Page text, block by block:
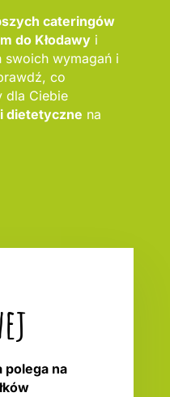
cateringów
do Kłodawyi
wymagań i
co
dla Ciebie
dietetyczne na
polega na